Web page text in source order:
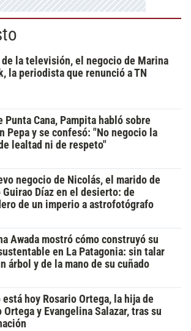
de la televisión, el negocio de Marina
la periodista que renunció a TN
Punta Cana, Pampita habló sobre
Pepa y se confesó: "No negocio la
lealtad ni de respeto"
negocio de Nicolás, el marido de
Guirao Díaz en el desierto: de
de un imperio a astrofotógrafo
Awada mostró cómo construyó su
en La Patagonia: sin talar
árbol y de la mano de su cuñado
está hoy Rosario Ortega, la hija de
Ortega y Evangelina Salazar, tras su